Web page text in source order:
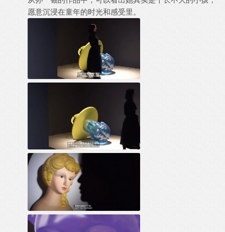
愿意沉浸在童年的时光和感受里。